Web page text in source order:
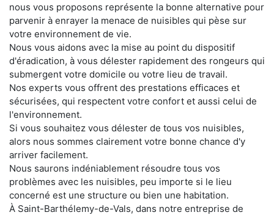
nous vous proposons représente la bonne alternative pour
parvenir à enrayer la menace de nuisibles qui pèse sur
votre environnement de vie.
Nous vous aidons avec la mise au point du dispositif
d'éradication, à vous délester rapidement des rongeurs qui
submergent votre domicile ou votre lieu de travail.
Nos experts vous offrent des prestations efficaces et
sécurisées, qui respectent votre confort et aussi celui de
l'environnement.
Si vous souhaitez vous délester de tous vos nuisibles,
alors nous sommes clairement votre bonne chance d'y
arriver facilement.
Nous saurons indéniablement résoudre tous vos
problèmes avec les nuisibles, peu importe si le lieu
concerné est une structure ou bien une habitation.
À Saint-Barthélemy-de-Vals, dans notre entreprise de